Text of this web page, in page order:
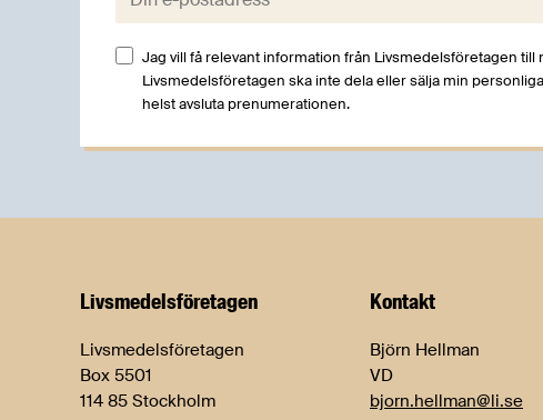
Jag vill få relevant information från Livsmedelsföretagen till
Livsmedelsföretagen ska inte dela eller sälja min
helst avsluta prenumerationen.
Livsmedels­företagen
Livsmedelsföretagen
Box 5501
114 85 Stockholm
Kontakt
Björn Hellman
VD
bjorn.hellman@li.se